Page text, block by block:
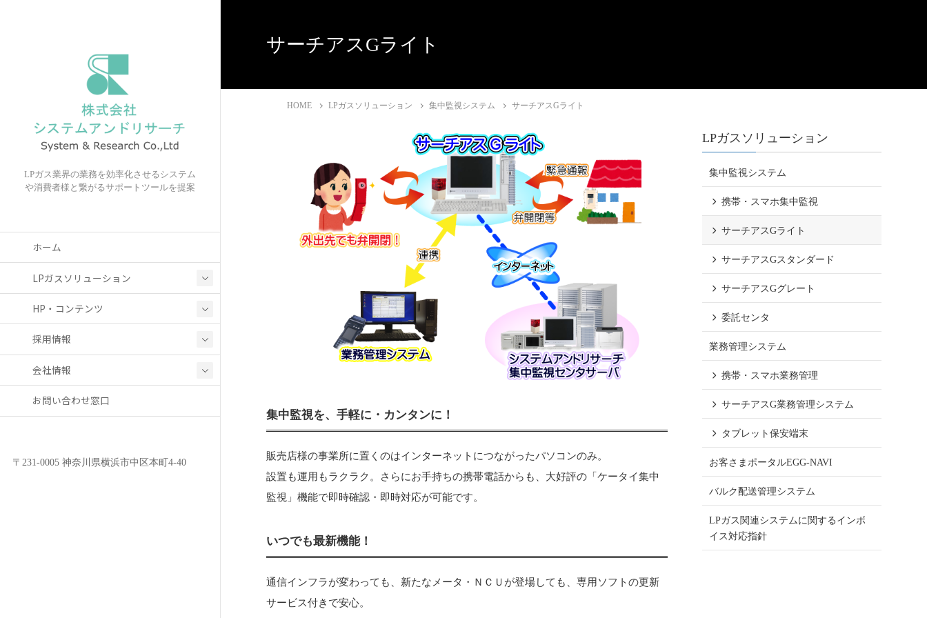
LPガス業界の業務を効率化させるシステム
や消費者様と繋がるサポートツールを提案
ホーム
LPガスソリューション
HP・コンテンツ
採用情報
会社情報
お問い合わせ窓口
〒231-0005 神奈川県横浜市中区本町4-40
サーチアスGライト
HOME LPガスソリューション 集中監視システム サーチアスGライト
集中監視を、手軽に・カンタンに！
販売店様の事業所に置くのはインターネットにつながったパソコンのみ。
設置も運用もラクラク。さらにお手持ちの携帯電話からも、大好評の「ケータイ集中
監視」機能で即時確認・即時対応が可能です。
いつでも最新機能！
通信インフラが変わっても、新たなメータ・ＮＣＵが登場しても、専用ソフトの更新
サービス付きで安心。
LPガスソリューション
集中監視システム
携帯・スマホ集中監視
サーチアスGライト
サーチアスGスタンダード
サーチアスGグレート
委託センタ
業務管理システム
携帯・スマホ業務管理
サーチアスG業務管理システム
タブレット保安端末
お客さまポータルEGG-NAVI
バルク配送管理システム
LPガス関連システムに関するインボ
イス対応指針